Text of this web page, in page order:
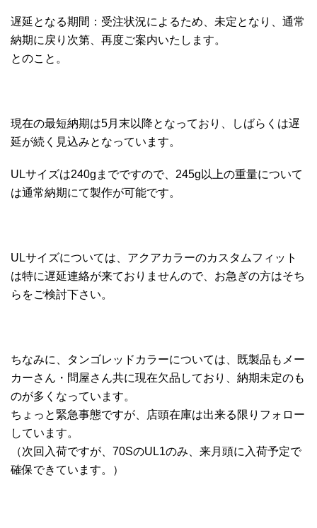
遅延となる期間：受注状況によるため、未定となり、通常
納期に戻り次第、再度ご案内いたします。
とのこと。
現在の最短納期は5月末以降となっており、しばらくは遅
延が続く見込みとなっています。
ULサイズは240gまでですので、245g以上の重量について
は通常納期にて製作が可能です。
ULサイズについては、アクアカラーのカスタムフィット
は特に遅延連絡が来ておりませんので、お急ぎの方はそち
らをご検討下さい。
ちなみに、タンゴレッドカラーについては、既製品もメー
カーさん・問屋さん共に現在欠品しており、納期未定のも
のが多くなっています。
ちょっと緊急事態ですが、店頭在庫は出来る限りフォロー
しています。
（次回入荷ですが、70SのUL1のみ、来月頭に入荷予定で
確保できています。）